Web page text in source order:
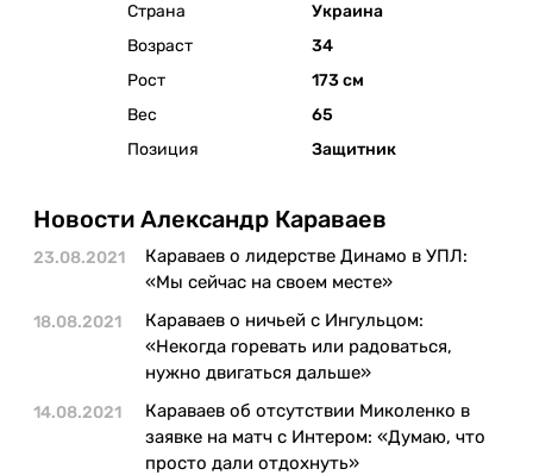
Страна
Украина
Возраст
34
Рост
173 см
Вес
65
Позиция
Защитник
Новости Александр Караваев
23.08.2021
Караваев о лидерстве Динамо в УПЛ:
«Мы сейчас на своем месте»
18.08.2021
Караваев о ничьей с Ингульцом:
«Некогда горевать или радоваться,
нужно двигаться дальше»
14.08.2021
Караваев об отсутствии Миколенко в
заявке на матч с Интером: «Думаю, что
просто дали отдохнуть»